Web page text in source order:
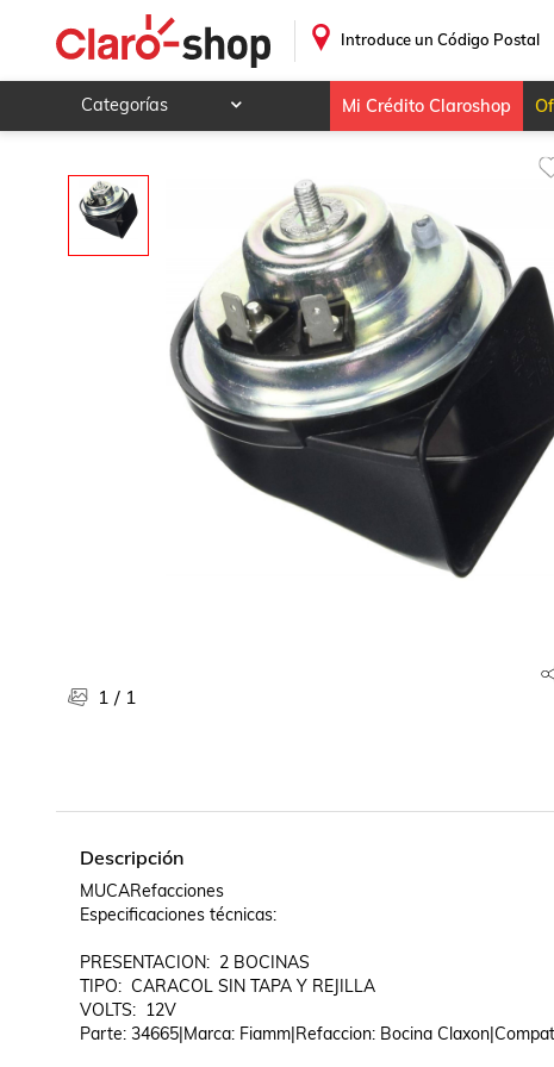
Introduce un Código Postal
Categorías
Electrónica y tecnología
Videojuegos
Hogar y jardín
Animales y mascotas
Ferretería y autos
Ropa, calzado y accesorios
Salud, belleza y cuidado personal
Farmacia
Mi Crédito Claroshop
1 / 1
Descripción
MUCARefacciones
Especificaciones técnicas:
PRESENTACION:  2 BOCINAS
TIPO:  CARACOL SIN TAPA Y REJILLA
VOLTS:  12V
Parte: 34665|Marca: Fiamm|Refaccion: Bocina
Bocina Claxon Para Chevrolet Volt 1999 - 2016 (Fiamm)